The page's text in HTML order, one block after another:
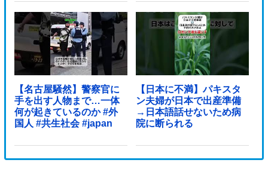
【名古屋騒然】警察官に
手を出す人物まで…一体
何が起きているのか #外
国人 #共生社会 #japan
【日本に不満】パキスタ
ン夫婦が日本で出産準備
→日本語話せないため病
院に断られる